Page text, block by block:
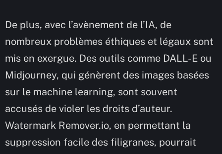
De plus, avec l’avènement de l’IA, de
nombreux problèmes éthiques et légaux sont
mis en exergue. Des outils comme DALL-E ou
Midjourney, qui génèrent des images basées
sur le machine learning, sont souvent
accusés de violer les droits d’auteur.
Watermark Remover.io, en permettant la
suppression facile des filigranes, pourrait